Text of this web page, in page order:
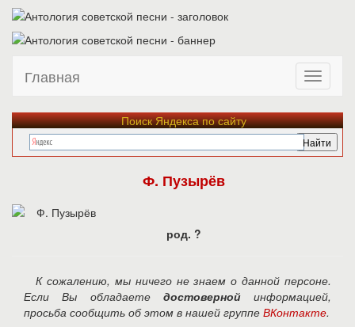
Главная
Поиск Яндекса по сайту
Ф. Пузырёв
род. ?
К сожалению, мы ничего не знаем о данной персоне.
Если Вы обладаете достовернойинформацией,
просьба сообщить об этом в нашей группе ВКонтакте.